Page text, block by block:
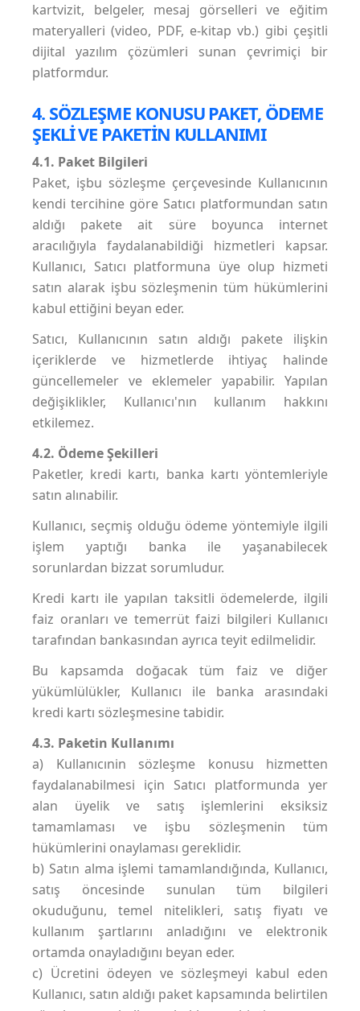
kartvizit, belgeler, mesaj görselleri ve eğitim
materyalleri (video, PDF, e-kitap vb.) gibi çeşitli
dijital yazılım çözümleri sunan çevrimiçi bir
platformdur.
4. SÖZLEŞME KONUSU PAKET, ÖDEME
ŞEKLİ VE PAKETİN KULLANIMI
4.1. Paket Bilgileri
Paket, işbu sözleşme çerçevesinde Kullanıcının
kendi tercihine göre Satıcı platformundan satın
aldığı pakete ait süre boyunca internet
aracılığıyla faydalanabildiği hizmetleri kapsar.
Kullanıcı, Satıcı platformuna üye olup hizmeti
satın alarak işbu sözleşmenin tüm hükümlerini
kabul ettiğini beyan eder.
Satıcı, Kullanıcının satın aldığı pakete ilişkin
içeriklerde ve hizmetlerde ihtiyaç halinde
güncellemeler ve eklemeler yapabilir. Yapılan
değişiklikler, Kullanıcı'nın kullanım hakkını
etkilemez.
4.2. Ödeme Şekilleri
Paketler, kredi kartı, banka kartı yöntemleriyle
satın alınabilir.
Kullanıcı, seçmiş olduğu ödeme yöntemiyle ilgili
işlem yaptığı banka ile yaşanabilecek
sorunlardan bizzat sorumludur.
Kredi kartı ile yapılan taksitli ödemelerde, ilgili
faiz oranları ve temerrüt faizi bilgileri Kullanıcı
tarafından bankasından ayrıca teyit edilmelidir.
Bu kapsamda doğacak tüm faiz ve diğer
yükümlülükler, Kullanıcı ile banka arasındaki
kredi kartı sözleşmesine tabidir.
4.3. Paketin Kullanımı
a) Kullanıcınin sözleşme konusu hizmetten
faydalanabilmesi için Satıcı platformunda yer
alan üyelik ve satış işlemlerini eksiksiz
tamamlaması ve işbu sözleşmenin tüm
hükümlerini onaylaması gereklidir.
b) Satın alma işlemi tamamlandığında, Kullanıcı,
satış öncesinde sunulan tüm bilgileri
okuduğunu, temel nitelikleri, satış fiyatı ve
kullanım şartlarını anladığını ve elektronik
ortamda onayladığını beyan eder.
c) Ücretini ödeyen ve sözleşmeyi kabul eden
Kullanıcı, satın aldığı paket kapsamında belirtilen